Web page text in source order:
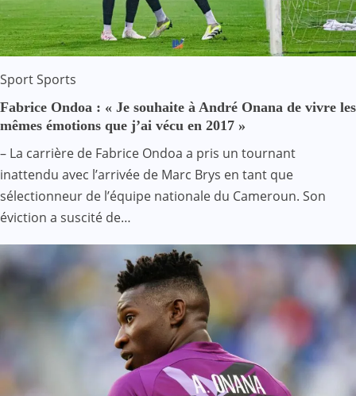
SportSports
Fabrice Ondoa : « Je souhaite à André Onana de vivre les
mêmes émotions que j’ai vécu en 2017 »
– La carrière de Fabrice Ondoa a pris un tournant
inattendu avec l’arrivée de Marc Brys en tant que
sélectionneur de l’équipe nationale du Cameroun. Son
éviction a suscité de…